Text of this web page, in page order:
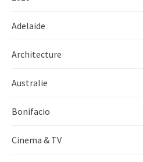
Adelaide
Architecture
Australie
Bonifacio
Cinema & TV